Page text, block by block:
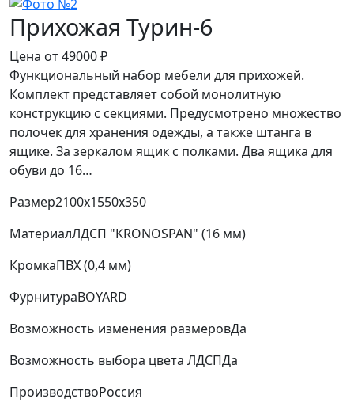
Прихожая Турин-6
Цена от49000₽
Функциональный набор мебели для прихожей.
Комплект представляет собой монолитную
конструкцию с секциями. Предусмотрено множество
полочек для хранения одежды, а также штанга в
ящике. За зеркалом ящик с полками. Два ящика для
обуви до 16…
Размер2100х1550х350
МатериалЛДСП "KRONOSPAN" (16 мм)
КромкаПВХ (0,4 мм)
ФурнитураBOYARD
Возможность изменения размеровДа
Возможность выбора цвета ЛДСПДа
ПроизводствоРоссия